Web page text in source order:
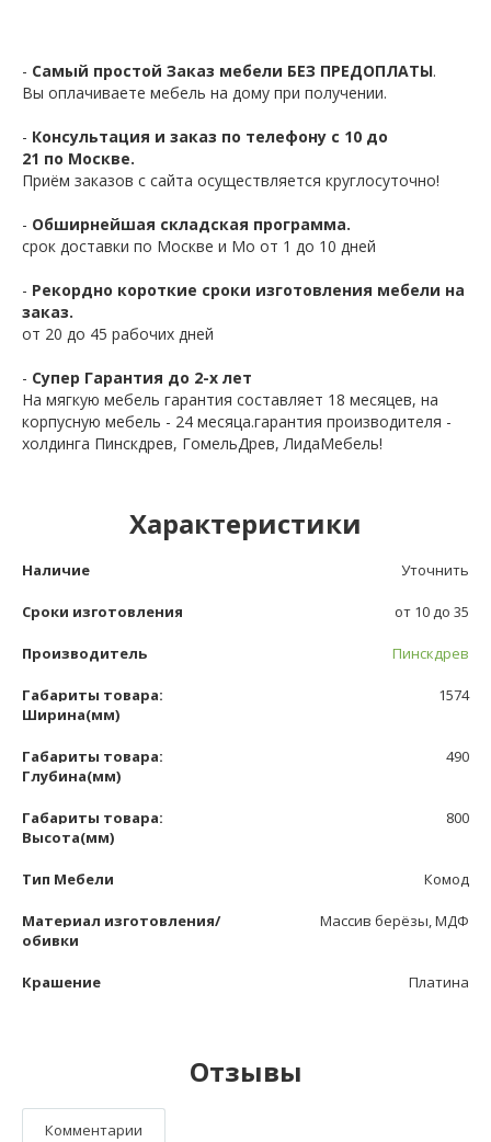
- Самый простой Заказ мебели БЕЗ ПРЕДОПЛАТЫ.
Вы оплачиваете мебель на дому при получении.
- Консультация и заказ по телефону с 10 до
21 по Москве.
Приём заказов с сайта осуществляется круглосуточно!
- Обширнейшая складская программа.
срок доставки по Москве и Мо от 1 до 10 дней
- Рекордно короткие сроки изготовления мебели на
заказ.
от 20 до 45 рабочих дней
- Супер Гарантия до 2-х лет
На мягкую мебель гарантия составляет 18 месяцев, на
корпусную мебель - 24 месяца.гарантия производителя -
холдинга Пинскдрев, ГомельДрев, ЛидаМебель!
Характеристики
Наличие Уточнить
Сроки изготовления от 10 до 35
Производитель Пинскдрев
Габариты товара:
Ширина(мм)
1574
Габариты товара:
Глубина(мм)
490
Габариты товара:
Высота(мм)
800
Тип Мебели Комод
Материал изготовления/
обивки
Массив берёзы, МДФ
Крашение Платина
Отзывы
Комментарии